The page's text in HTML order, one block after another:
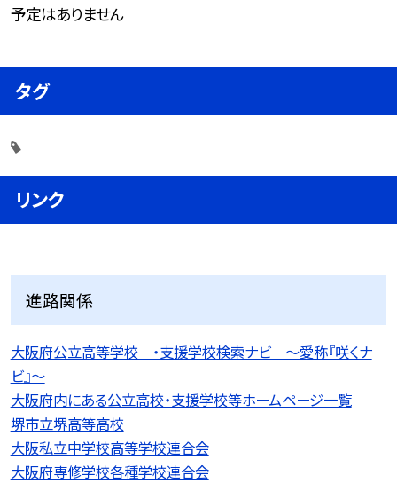
予定はありません
タグ
リンク
進路関係
大阪府公立高等学校 ・支援学校検索ナビ 〜愛称『咲くナ
ビ』〜
大阪府内にある公立高校・支援学校等ホームページ一覧
堺市立堺高等高校
大阪私立中学校高等学校連合会
大阪府専修学校各種学校連合会